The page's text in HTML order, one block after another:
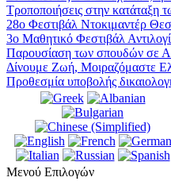
Τροποποιήσεις στην κατάταξη
28ο Φεστιβάλ Ντοκιμαντέρ
3ο Μαθητικό Φεστιβάλ
Παρουσίαση των σπουδών
Δίνουμε Ζωή, Μοιραζόμαστε
Προθεσμία υποβολής
Μενού Επιλογών